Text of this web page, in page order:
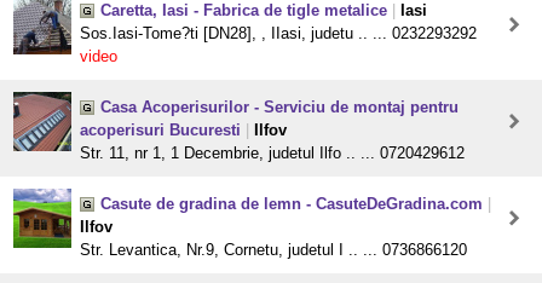
Caretta, Iasi - Fabrica de tigle metalice
Iasi
Sos.Iasi-Tome?ti [DN28], , IIasi, judetu .. ... 0232293292
video
Casa Acoperisurilor - Serviciu de montaj pentru
acoperisuri Bucuresti
Ilfov
Str. 11, nr 1, 1 Decembrie, judetul Ilfo .. ... 0720429612
Casute de gradina de lemn - CasuteDeGradina.com
Ilfov
Str. Levantica, Nr.9, Cornetu, judetul I .. ... 0736866120